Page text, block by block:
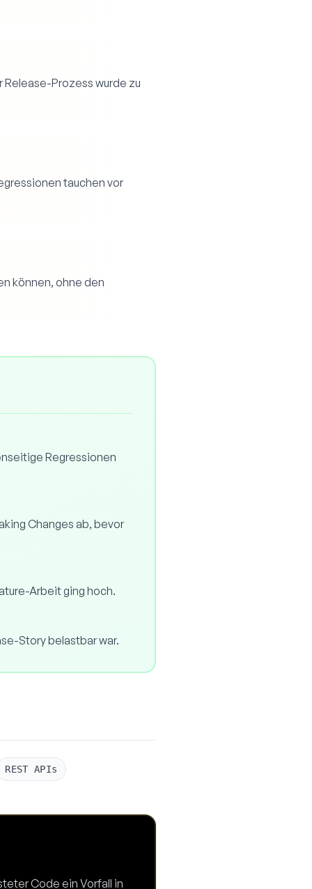
Prozess wurde zu
tauchen vor
können, ohne den
Regressionen
Changes ab, bevor
Arbeit ging hoch.
Story belastbar war.
REST APIs
Code ein Vorfall in